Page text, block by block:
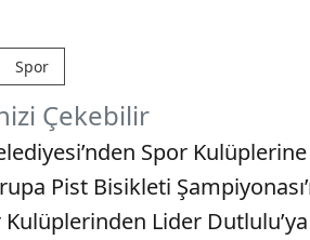
Spor
Çekebilir
Spor
Pist Bisikleti
Lider